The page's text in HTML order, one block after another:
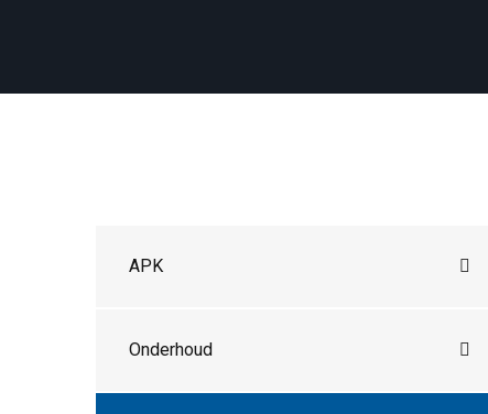
APK
Onderhoud